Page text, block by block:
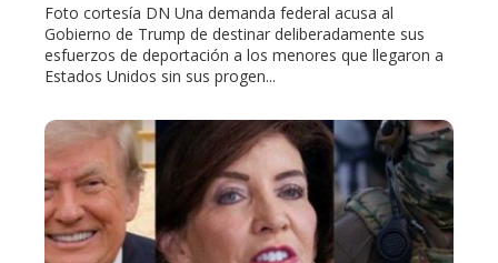
Foto cortesía DN Una demanda federal acusa al
Gobierno de Trump de destinar deliberadamente sus
esfuerzos de deportación a los menores que llegaron a
Estados Unidos sin sus progen...